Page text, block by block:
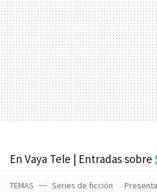
En Vaya Tele | Entradas sobre
TEMAS Series de ficción